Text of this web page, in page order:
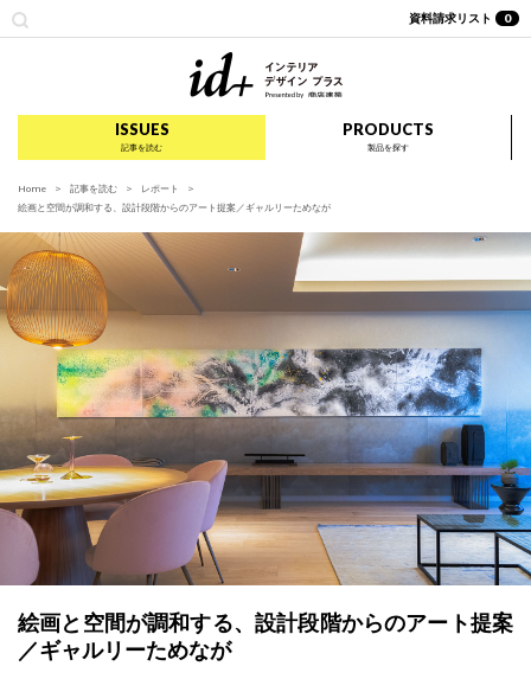
資料請求リスト 0
ISSUES
記事を読む
PRODUCTS
製品を探す
Home 記事を読む
レポート
絵画と空間が調和する、設計段階からのアート提案／ギャルリーためなが
絵画と空間が調和する、設計段階からのアート提案
／ギャルリーためなが